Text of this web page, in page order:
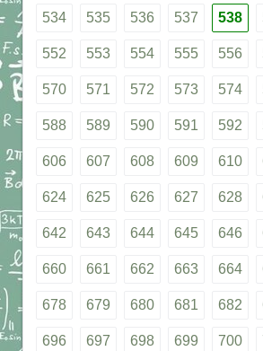
534 535 536 537 538
552 553 554 555 556
570 571 572 573 574
588 589 590 591 592
606 607 608 609 610
624 625 626 627 628
642 643 644 645 646
660 661 662 663 664
678 679 680 681 682
696 697 698 699 700